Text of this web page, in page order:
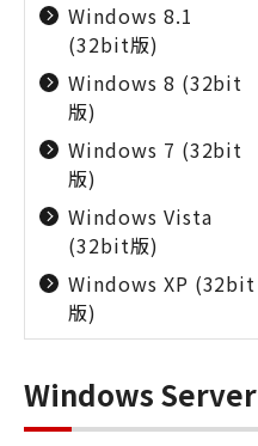
Windows 8.1
(32bit版)
Windows 8 (32bit
版)
Windows 7 (32bit
版)
Windows Vista
(32bit版)
Windows XP (32bit
版)
Windows Server